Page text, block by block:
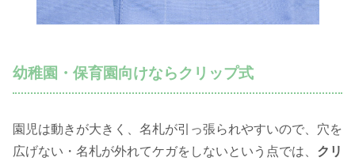
幼稚園・保育園向けならクリップ式
園児は動きが大きく、名札が引っ張られやすいので、穴を
広げない・名札が外れてケガをしないという点では、 クリ